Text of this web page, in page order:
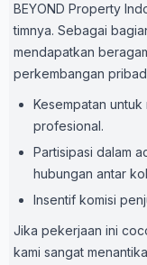
BEYOND Property
timnya. Sebagai
mendapatkan
perkembangan
Kesempatan
profesional.
Partisipasi dalam
hubungan antar
Insentif komisi
Jika pekerjaan ini
kami sangat